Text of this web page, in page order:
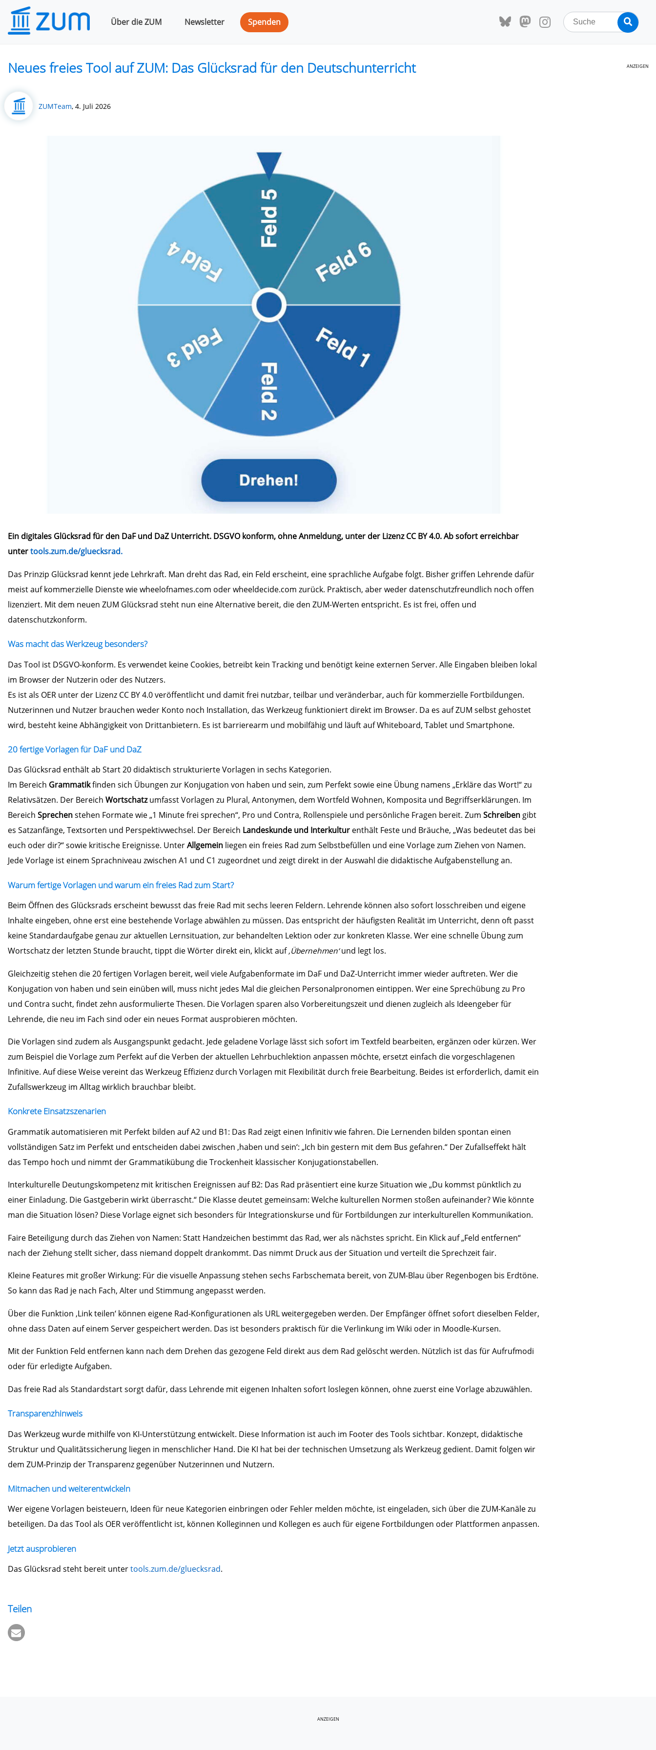
Über die ZUM Newsletter Spenden
Search
for:
Neues freies Tool auf ZUM: Das Glücksrad für den Deutschunterricht
ZUMTeam,Posted
4. Juli 2026
Ein digitales Glücksrad für den DaF und DaZ Unterricht. DSGVO konform, ohne Anmeldung, unter der Lizenz CC BY 4.0. Ab sofort erreichbar
untertools.zum.de/gluecksrad.
Das Prinzip Glücksrad kennt jede Lehrkraft. Man dreht das Rad, ein Feld erscheint, eine sprachliche Aufgabe folgt. Bisher griffen Lehrende dafür
meist auf kommerzielle Dienste wie wheelofnames.com oder wheeldecide.com zurück. Praktisch, aber weder datenschutzfreundlich noch offen
lizenziert. Mit dem neuen ZUM Glücksrad steht nun eine Alternative bereit, die den ZUM-Werten entspricht. Es ist frei, offen und
datenschutzkonform.
Was macht das Werkzeug besonders?
Das Tool ist DSGVO-konform. Es verwendet keine Cookies, betreibt kein Tracking und benötigt keine externen Server. Alle Eingaben bleiben lokal
im Browser der Nutzerin oder des Nutzers.
Es ist als OER unter der Lizenz CC BY 4.0 veröffentlicht und damit frei nutzbar, teilbar und veränderbar, auch für kommerzielle Fortbildungen.
Nutzerinnen und Nutzer brauchen weder Konto noch Installation, das Werkzeug funktioniert direkt im Browser. Da es auf ZUM selbst gehostet
wird, besteht keine Abhängigkeit von Drittanbietern. Es ist barrierearm und mobilfähig und läuft auf Whiteboard, Tablet und Smartphone.
20 fertige Vorlagen für DaF und DaZ
Das Glücksrad enthält ab Start 20 didaktisch strukturierte Vorlagen in sechs Kategorien.
Im Bereich Grammatikfinden sich Übungen zur Konjugation von haben und sein, zum Perfekt sowie eine Übung namens „Erkläre das Wort!“ zu
Relativsätzen. Der Bereich Wortschatzumfasst Vorlagen zu Plural, Antonymen, dem Wortfeld Wohnen, Komposita und Begriffserklärungen. Im
Bereich Sprechenstehen Formate wie „1 Minute frei sprechen“, Pro und Contra, Rollenspiele und persönliche Fragen bereit. Zum Schreibengibt
es Satzanfänge, Textsorten und Perspektivwechsel. Der Bereich Landeskunde und Interkulturenthält Feste und Bräuche, „Was bedeutet das bei
euch oder dir?“ sowie kritische Ereignisse. UnterAllgemeinliegen ein freies Rad zum Selbstbefüllen und eine Vorlage zum Ziehen von Namen.
Jede Vorlage ist einem Sprachniveau zwischen A1 und C1 zugeordnet und zeigt direkt in der Auswahl die didaktische Aufgabenstellung an.
Warum fertige Vorlagen und warum ein freies Rad zum Start?
Beim Öffnen des Glücksrads erscheint bewusst das freie Rad mit sechs leeren Feldern. Lehrende können also sofort losschreiben und eigene
Inhalte eingeben, ohne erst eine bestehende Vorlage abwählen zu müssen. Das entspricht der häufigsten Realität im Unterricht, denn oft passt
keine Standardaufgabe genau zur aktuellen Lernsituation, zur behandelten Lektion oder zur konkreten Klasse. Wer eine schnelle Übung zum
Wortschatz der letzten Stunde braucht, tippt die Wörter direkt ein, klickt auf‚Übernehmen‘und legt los.
Gleichzeitig stehen die 20 fertigen Vorlagen bereit, weil viele Aufgabenformate im DaF und DaZ-Unterricht immer wieder auftreten. Wer die
Konjugation von haben und sein einüben will, muss nicht jedes Mal die gleichen Personalpronomen eintippen. Wer eine Sprechübung zu Pro
und Contra sucht, findet zehn ausformulierte Thesen. Die Vorlagen sparen also Vorbereitungszeit und dienen zugleich als Ideengeber für
Lehrende, die neu im Fach sind oder ein neues Format ausprobieren möchten.
Die Vorlagen sind zudem als Ausgangspunkt gedacht. Jede geladene Vorlage lässt sich sofort im Textfeld bearbeiten, ergänzen oder kürzen. Wer
zum Beispiel die Vorlage zum Perfekt auf die Verben der aktuellen Lehrbuchlektion anpassen möchte, ersetzt einfach die vorgeschlagenen
Infinitive. Auf diese Weise vereint das Werkzeug Effizienz durch Vorlagen mit Flexibilität durch freie Bearbeitung. Beides ist erforderlich, damit ein
Zufallswerkzeug im Alltag wirklich brauchbar bleibt.
Konkrete Einsatzszenarien
Grammatik automatisieren mit Perfekt bilden auf A2 und B1: Das Rad zeigt einen Infinitiv wie fahren. Die Lernenden bilden spontan einen
vollständigen Satz im Perfekt und entscheiden dabei zwischen ‚haben und sein‘: „Ich bin gestern mit dem Bus gefahren.“ Der Zufallseffekt hält
das Tempo hoch und nimmt der Grammatikübung die Trockenheit klassischer Konjugationstabellen.
Interkulturelle Deutungskompetenz mit kritischen Ereignissen auf B2: Das Rad präsentiert eine kurze Situation wie „Du kommst pünktlich zu
einer Einladung. Die Gastgeberin wirkt überrascht.“ Die Klasse deutet gemeinsam: Welche kulturellen Normen stoßen aufeinander? Wie könnte
man die Situation lösen? Diese Vorlage eignet sich besonders für Integrationskurse und für Fortbildungen zur interkulturellen Kommunikation.
Faire Beteiligung durch das Ziehen von Namen: Statt Handzeichen bestimmt das Rad, wer als nächstes spricht. Ein Klick auf „Feld entfernen“
nach der Ziehung stellt sicher, dass niemand doppelt drankommt. Das nimmt Druck aus der Situation und verteilt die Sprechzeit fair.
Kleine Features mit großer Wirkung: Für die visuelle Anpassung stehen sechs Farbschemata bereit, von ZUM-Blau über Regenbogen bis Erdtöne.
So kann das Rad je nach Fach, Alter und Stimmung angepasst werden.
Über die Funktion ‚Link teilen‘ können eigene Rad-Konfigurationen als URL weitergegeben werden. Der Empfänger öffnet sofort dieselben Felder,
ohne dass Daten auf einem Server gespeichert werden. Das ist besonders praktisch für die Verlinkung im Wiki oder in Moodle-Kursen.
Mit der Funktion Feld entfernen kann nach dem Drehen das gezogene Feld direkt aus dem Rad gelöscht werden. Nützlich ist das für Aufrufmodi
oder für erledigte Aufgaben.
Das freie Rad als Standardstart sorgt dafür, dass Lehrende mit eigenen Inhalten sofort loslegen können, ohne zuerst eine Vorlage abzuwählen.
Transparenzhinweis
Das Werkzeug wurde mithilfe von KI-Unterstützung entwickelt. Diese Information ist auch im Footer des Tools sichtbar. Konzept, didaktische
Struktur und Qualitätssicherung liegen in menschlicher Hand. Die KI hat bei der technischen Umsetzung als Werkzeug gedient. Damit folgen wir
dem ZUM-Prinzip der Transparenz gegenüber Nutzerinnen und Nutzern.
Mitmachen und weiterentwickeln
Wer eigene Vorlagen beisteuern, Ideen für neue Kategorien einbringen oder Fehler melden möchte, ist eingeladen, sich über die ZUM-Kanäle zu
beteiligen. Da das Tool als OER veröffentlicht ist, können Kolleginnen und Kollegen es auch für eigene Fortbildungen oder Plattformen anpassen.
Jetzt ausprobieren
Das Glücksrad steht bereit untertools.zum.de/gluecksrad.
Teilen
ANZEIGEN
ANZEIGEN